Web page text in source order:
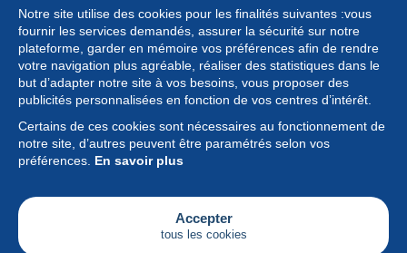
Notre site utilise des cookies pour les finalités suivantes :vous
fournir les services demandés, assurer la sécurité sur notre
plateforme, garder en mémoire vos préférences afin de rendre
votre navigation plus agréable, réaliser des statistiques dans le
but d’adapter notre site à vos besoins, vous proposer des
publicités personnalisées en fonction de vos centres d’intérêt.
Certains de ces cookies sont nécessaires au fonctionnement de
notre site, d’autres peuvent être paramétrés selon vos
préférences. En savoir plus
Accepter
tous les cookies
Collection
Actualités
Fonctionnalités
Société
Services